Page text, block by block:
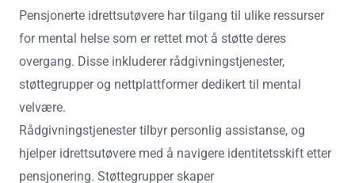
Pensjonerte idrettsutøvere har tilgang til ulike ressurser
for mental helse som er rettet mot å støtte deres
overgang. Disse inkluderer rådgivningstjenester,
støttegrupper og nettplattformer dedikert til mental
velvære.
Rådgivningstjenester tilbyr personlig assistanse, og
hjelper idrettsutøvere med å navigere identitetsskift etter
pensjonering. Støttegrupper skaper